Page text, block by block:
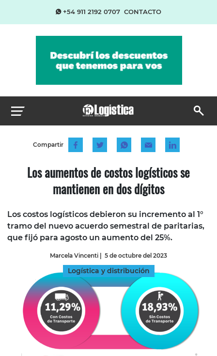
+54 911 2192 0707 CONTACTO
Compartir
Los aumentos de costos logísticos se
mantienen en dos dígitos
Los costos logísticos debieron su incremento al 1°
tramo del nuevo acuerdo semestral de paritarias,
que fijó para agosto un aumento del 25%.
Marcela Vincenti | 5 de octubre del 2023
Logística y distribución